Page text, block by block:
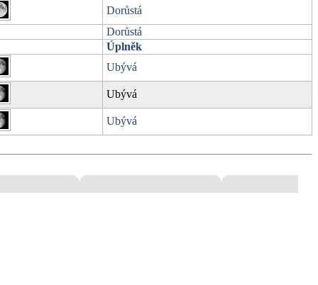
Dorůstá
Dorůstá
Úplněk
Ubývá
Ubývá
Ubývá